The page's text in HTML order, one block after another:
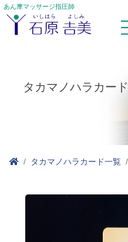
あん摩マッサージ指圧師
タカマノハラカード
タカマノハラカード一覧